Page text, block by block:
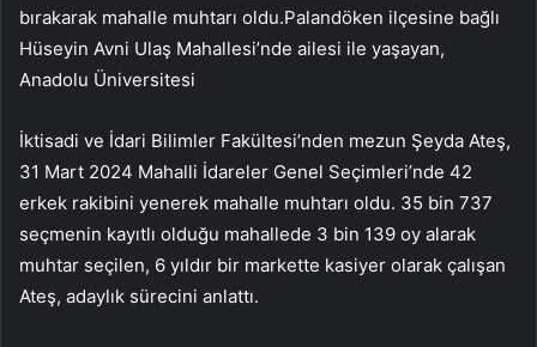
bırakarak mahalle muhtarı oldu.Palandöken ilçesine bağlı
Hüseyin Avni Ulaş Mahallesi’nde ailesi ile yaşayan,
Anadolu Üniversitesi
İktisadi ve İdari Bilimler Fakültesi’nden mezun Şeyda Ateş,
31 Mart 2024 Mahalli İdareler Genel Seçimleri’nde 42
erkek rakibini yenerek mahalle muhtarı oldu. 35 bin 737
seçmenin kayıtlı olduğu mahallede 3 bin 139 oy alarak
muhtar seçilen, 6 yıldır bir markette kasiyer olarak çalışan
Ateş, adaylık sürecini anlattı.